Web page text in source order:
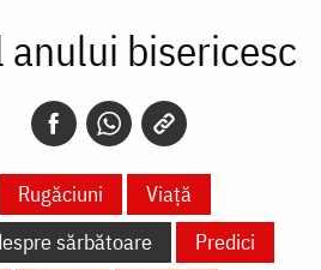
bisericesc
Rugăciuni
Viață
sărbătoare
Predici